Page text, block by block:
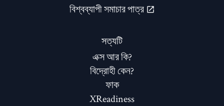
বিশ্বব্যাপী সমাচার পাত্র
সত্যটি
এক্স আর কি?
বিদ্রোহী কেন?
ফাক
XReadiness